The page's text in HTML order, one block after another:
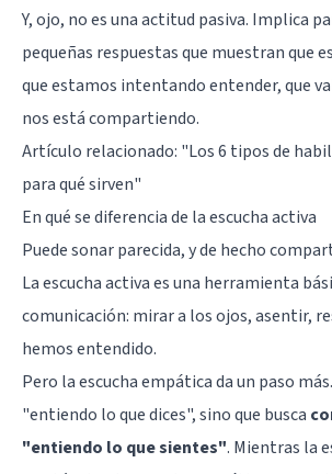
Y, ojo, no es una actitud pasiva. Implica
pequeñas respuestas que muestran que
que estamos intentando entender, que
nos está compartiendo.
Artículo relacionado: "Los 6 tipos de
para qué sirven"
En qué se diferencia de la escucha activa
Puede sonar parecida, y de hecho
La escucha activa es una herramienta
comunicación: mirar a los ojos, asentir,
hemos entendido.
Pero la escucha empática da un paso
"entiendo lo que dices", sino que busca
"entiendo lo que sientes". Mientras la